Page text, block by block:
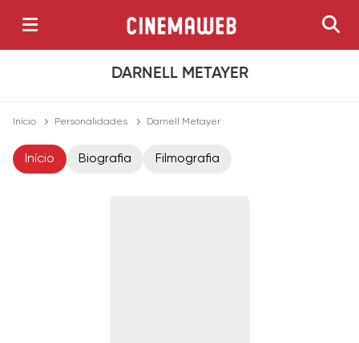
DARNELL METAYER
Início Personalidades Darnell Metayer
Início Biografia Filmografia